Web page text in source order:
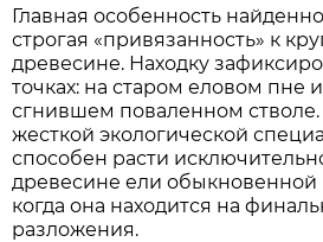
Главная особенность
строгая «привязанность» к
древесине. Находку
точках: на старом еловом пне
сгнившем поваленном стволе.
жесткой экологической
способен расти
древесине ели обыкновенной
когда она находится на
разложения.